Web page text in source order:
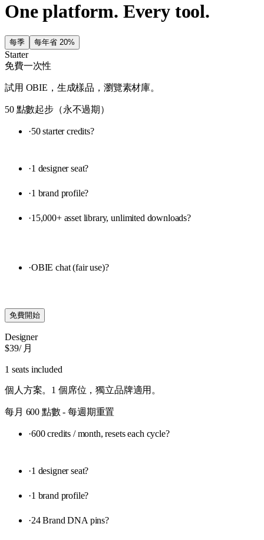
One platform. Every tool.
每季 每年省 20%
Starter
免費一次性
試用 OBIE，生成樣品，瀏覽素材庫。
50 點數起步（永不過期）
·50 starter credits?
·1 designer seat?
·1 brand profile?
·15,000+ asset library, unlimited downloads?
·OBIE chat (fair use)?
免費開始
Designer
$39/ 月
1 seats included
個人方案。1 個席位，獨立品牌適用。
每月 600 點數 - 每週期重置
·600 credits / month, resets each cycle?
·1 designer seat?
·1 brand profile?
·24 Brand DNA pins?